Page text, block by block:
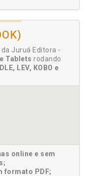
Juruá Editora -
Tablets rodando
LEV, KOBO e
online e sem
formato PDF;